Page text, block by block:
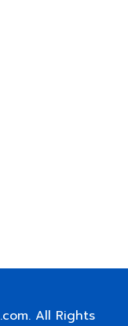
. All Rights